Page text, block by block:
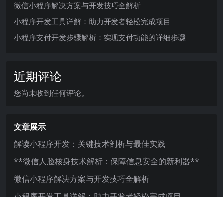
微信小程序解决方案与开发技巧全解析
小程序开发工具详解：助力开发者轻松完成项目
小程序支付开发步骤解析：实现支付功能的详细步骤
近期评论
您尚未收到任何评论。
文章展示
解读小程序开发：关键技术剖析与最佳实践
**微信人脸核身技术解析：保障信息安全的新利器**
微信小程序解决方案与开发技巧全解析